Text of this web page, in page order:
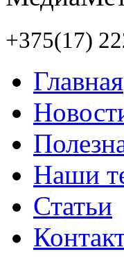
+375(17)
Главная
Наши
Статьи